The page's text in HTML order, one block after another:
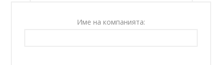
Име на компанията: